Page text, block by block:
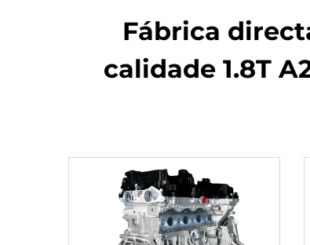
Fábrica
calidade 1.8T